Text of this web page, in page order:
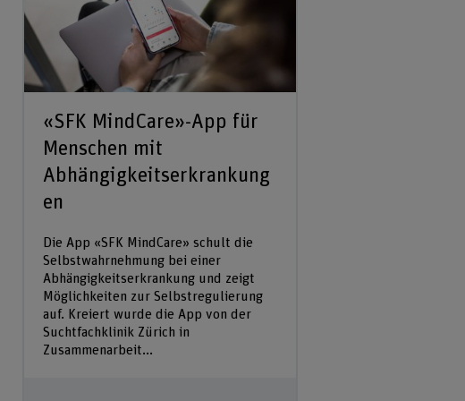
«SFK MindCare»-App für
Menschen mit
Abhängigkeitserkrankung
en
Die App «SFK MindCare» schult die
Selbstwahrnehmung bei einer
Abhängigkeitserkrankung und zeigt
Möglichkeiten zur Selbstregulierung
auf. Kreiert wurde die App von der
Suchtfachklinik Zürich in
Zusammenarbeit...